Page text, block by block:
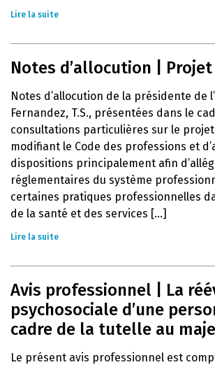
Lire la suite
Notes d’allocution |
Notes d’allocution de la présidente de
Fernandez, T.S., présentées dans le
consultations particulières sur le projet
modifiant le Code des professions et
dispositions principalement afin
réglementaires du système
certaines pratiques professionnelles
de la santé et des services [...]
Lire la suite
Avis professionnel | La
psychosociale d’une
cadre de la tutelle au
Le présent avis professionnel est